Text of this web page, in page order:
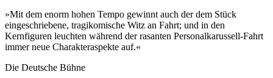
»Mit dem enorm hohen Tempo gewinnt auch der dem Stück
eingeschriebene, tragikomische Witz an Fahrt; und in den
Kernfiguren leuchten während der rasanten Personalkarussell-Fahrt
immer neue Charakteraspekte auf.«
Die Deutsche Bühne